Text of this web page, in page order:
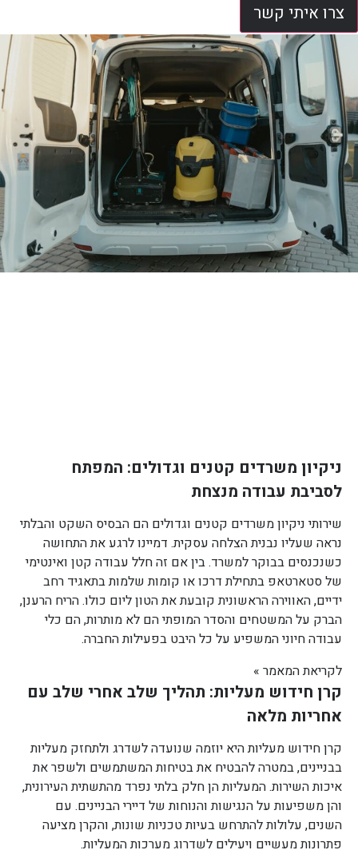
צרו איתי קשר
ניקיון משרדים קטנים וגדולים: המפתח
לסביבת עבודה מנצחת
שירותי ניקיון משרדים קטנים וגדולים הם הבסיס השקט והבלתי
נראה שעליו נבנית הצלחה עסקית. דמיינו לרגע את התחושה
כשנכנסים בבוקר למשרד. בין אם זה חלל עבודה קטן ואינטימי
של סטארטאפ בתחילת דרכו או קומות שלמות בתאגיד רחב
ידיים, האווירה הראשונית קובעת את הטון ליום כולו. הריח הרענן,
הברק על המשטחים והסדר המופתי הם לא מותרות, הם כלי
עבודה חיוני המשפיע על כל היבט בפעילות החברה.
לקריאת המאמר »
קרן חידוש מעליות: תהליך שלב אחרי שלב עם
אחריות מלאה
קרן חידוש מעליות היא יוזמה שנועדה לשדרג ולתחזק מעליות
בבניינים, במטרה להבטיח את בטיחות המשתמשים ולשפר את
איכות השירות. המעליות הן חלק בלתי נפרד מהתשתית העירונית,
והן משפיעות על הנגישות והנוחות של דיירי הבניינים. עם
השנים, עלולות להתרחש בעיות טכניות שונות, והקרן מציעה
פתרונות מעשיים ויעילים לשדרוג מערכות המעליות.